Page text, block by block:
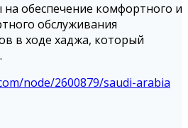
обеспечение комфортного и
обслуживания
в ходе хаджа, который
node/2600879/saudi-arabia